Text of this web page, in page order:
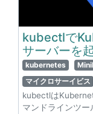
kubectlで
サーバーを
kubernetes
マイクロサーイビス
kubectlは
マンドラインツ